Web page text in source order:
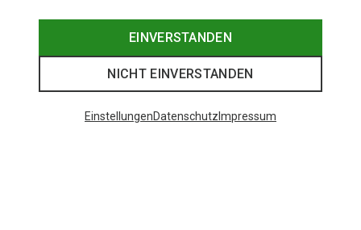
EINVERSTANDEN
NICHT EINVERSTANDEN
EinstellungenDatenschutz Impressum